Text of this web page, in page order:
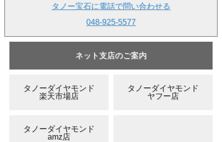
タノー宝石に電話で問い合わせる
048-925-5577
ネット支店のご案内
タノーダイヤモンド
楽天市場店
タノーダイヤモンド
ヤフー店
タノーダイヤモンド
amz店